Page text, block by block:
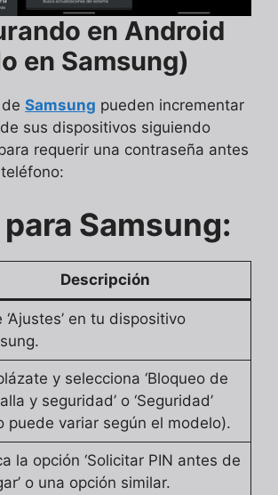
en Android
en Samsung)
Samsung pueden incrementar
sus dispositivos siguiendo
requerir una contraseña antes
Samsung:
Descripción
‘Ajustes’ en tu dispositivo
y selecciona ‘Bloqueo de
y seguridad’ o ‘Seguridad’
puede variar según el modelo).
la opción ‘Solicitar PIN antes de
o una opción similar.